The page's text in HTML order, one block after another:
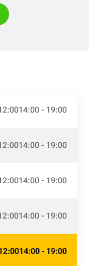
14:00 - 19:00
14:00 - 19:00
14:00 - 19:00
14:00 - 19:00
14:00 - 19:00